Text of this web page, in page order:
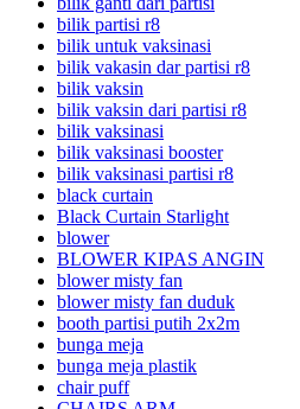
bilik partisi r8
bilik untuk vaksinasi
bilik vakasin dar partisi r8
bilik vaksin
bilik vaksin dari partisi r8
bilik vaksinasi
bilik vaksinasi booster
bilik vaksinasi partisi r8
black curtain
Black Curtain Starlight
blower
BLOWER KIPAS ANGIN
blower misty fan
blower misty fan duduk
booth partisi putih 2x2m
bunga meja
bunga meja plastik
chair puff